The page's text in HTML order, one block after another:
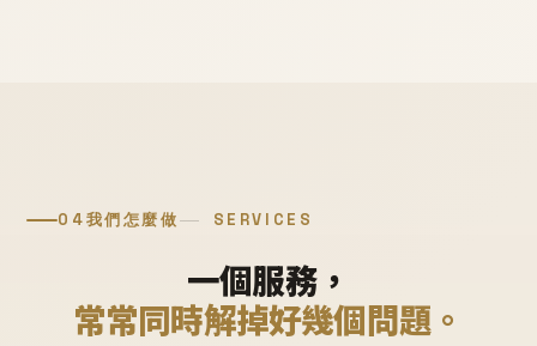
04我們怎麼做 SERVICES
一個服務，
常常同時解掉好幾個問題。